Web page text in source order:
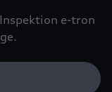
e-tron